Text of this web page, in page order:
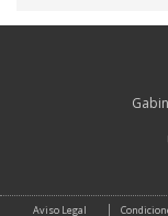
Aviso Legal